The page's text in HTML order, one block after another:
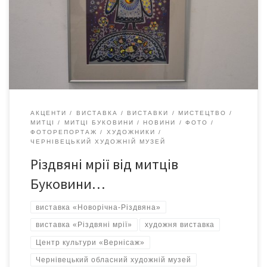
культури «Вернісаж». Представлено творчі роботи в техніці
живопису, графіки та декоративно-ужиткового мистецтва.
Тематика робіт не обмежується лише новорічними мотивами.
21 грудня – День зимового сонцестояння. Це день з
АКЦЕНТИ ВИСТАВКА ВИСТАВКИ
МИСТЕЦТВО
МИТЦІ
МИТЦІ БУКОВИНИ НОВИНИ
ФОТО
ФОТОРЕПОРТАЖ
ХУДОЖНИКИ
ЧЕРНІВЕЦЬКИЙ ХУДОЖНІЙ МУЗЕЙ
Різдвяні мрії від митців
Буковини…
виставка «Новорічна-Різдвяна»
виставка «Різдвяні мрії» художня виставка
Центр культури «Вернісаж»
Чернівецький обласний художній музей